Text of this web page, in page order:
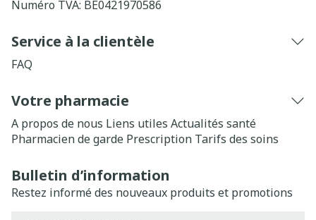
Numéro TVA: BE0421970586
Service à la clientèle
FAQ
Votre pharmacie
A propos de nous Liens utiles Actualités santé
Pharmacien de garde Prescription Tarifs des soins
Bulletin d’information
Restez informé des nouveaux produits et promotions